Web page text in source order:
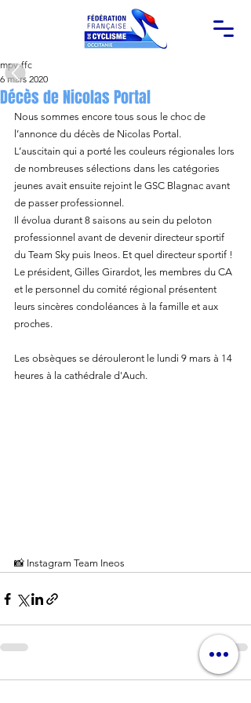
Décès de Nicolas Portal
mpy-ffc
6 mars 2020
Nous sommes encore tous sous le choc de
l’annonce du décès de Nicolas Portal.
L’auscitain qui a porté les couleurs régionales lors
de nombreuses sélections dans les catégories
jeunes avait ensuite rejoint le GSC Blagnac avant
de passer professionnel.
Il évolua durant 8 saisons au sein du peloton
professionnel avant de devenir directeur sportif
du Team Sky puis Ineos. Et quel directeur sportif !
Le président, Gilles Girardot, les membres du CA
et le personnel du comité régional présentent
leurs sincères condoléances à la famille et aux
proches.
Les obsèques se dérouleront le lundi 9 mars à 14
heures à la cathédrale d'Auch.
📸 Instagram Team Ineos